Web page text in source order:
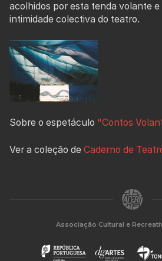
acolhidos por esta tenda volante
intimidade colectiva do teatro.
Sobre o espetáculo "Contos
Ver a coleção de Caderno de
Associação Cultural e